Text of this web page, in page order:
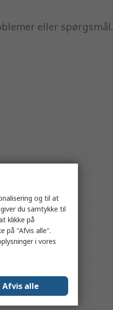
eller spørgsmål.
og til at
du samtykke til
klikke på
på "Afvis alle".
i vores
Afvis alle